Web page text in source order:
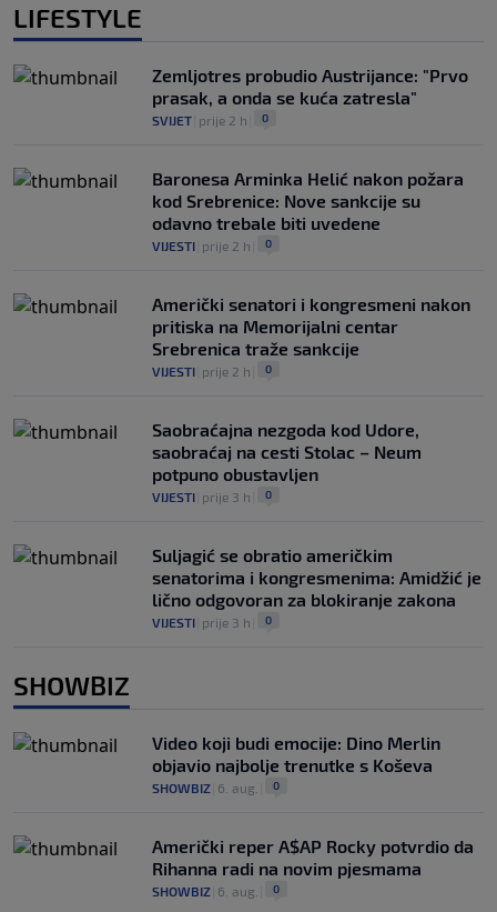
LIFESTYLE
Zemljotres probudio Austrijance: "Prvo
prasak, a onda se kuća zatresla"
SVIJET prije 2 h 0
Baronesa Arminka Helić nakon požara
kod Srebrenice: Nove sankcije su
odavno trebale biti uvedene
VIJESTI prije 2 h 0
Američki senatori i kongresmeni nakon
pritiska na Memorijalni centar
Srebrenica traže sankcije
VIJESTI prije 2 h 0
Saobraćajna nezgoda kod Udore,
saobraćaj na cesti Stolac – Neum
potpuno obustavljen
VIJESTI prije 3 h 0
Suljagić se obratio američkim
senatorima i kongresmenima: Amidžić je
lično odgovoran za blokiranje zakona
VIJESTI prije 3 h 0
SHOWBIZ
Video koji budi emocije: Dino Merlin
objavio najbolje trenutke s Koševa
SHOWBIZ 6. aug. 0
Američki reper A$AP Rocky potvrdio da
Rihanna radi na novim pjesmama
SHOWBIZ 6. aug. 0